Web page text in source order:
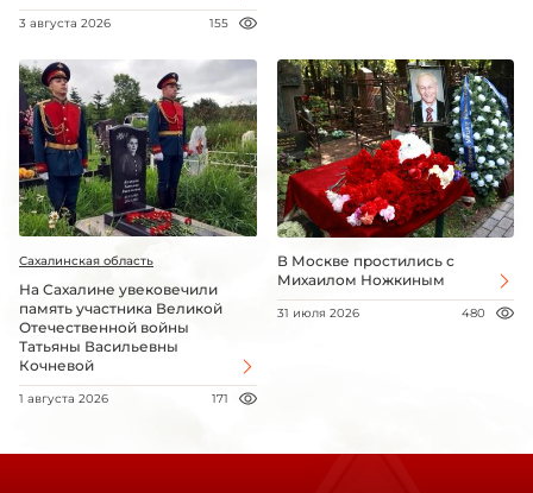
3 августа 2026 155
Сахалинская область
На Сахалине увековечили
память участника Великой
Отечественной войны
Татьяны Васильевны
Кочневой
1 августа 2026 171
В Москве простились с
Михаилом Ножкиным
31 июля 2026 480